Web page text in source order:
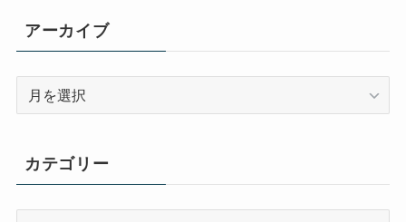
アーカイブ
ブ
カテゴリー